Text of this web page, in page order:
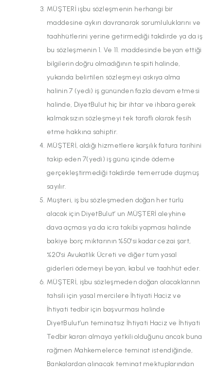
MÜŞTERİ işbu sözleşmenin herhangi bir
maddesine aykırı davranarak sorumluluklarını ve
taahhütlerini yerine getirmediği takdirde ya da iş
bu sözleşmenin 1. Ve 11. maddesinde beyan ettiği
bilgilerin doğru olmadığının tespiti halinde,
yukarıda belirtilen sözleşmeyi askıya alma
halinin 7 (yedi) iş gününden fazla devam etmesi
halinde, DiyetBulut hiç bir ihtar ve ihbara gerek
kalmaksızın sözleşmeyi tek taraflı olarak fesih
etme hakkına sahiptir.
MÜŞTERİ, aldığı hizmetlere karşılık fatura tarihini
takip eden 7(yedi) iş günü içinde ödeme
gerçekleştirmediği takdirde temerrüde düşmüş
sayılır.
Müşteri, iş bu sözleşmeden doğan her türlü
alacak için DiyetBulut’ un MÜŞTERİ aleyhine
dava açması ya da icra takibi yapması halinde
bakiye borç miktarının %50'si kadar cezai şart,
%20'si Avukatlık Ücreti ve diğer tüm yasal
giderleri ödemeyi beyan, kabul ve taahhüt eder.
MÜŞTERİ, işbu sözleşmeden doğan alacaklarının
tahsili için yasal mercilere İhtiyati Haciz ve
İhtiyati tedbir için başvurması halinde
DiyetBulut’un teminatsız İhtiyati Haciz ve İhtiyati
Tedbir kararı almaya yetkili olduğunu ancak buna
rağmen Mahkemelerce teminat istendiğinde,
Bankalardan alınacak teminat mektuplarından